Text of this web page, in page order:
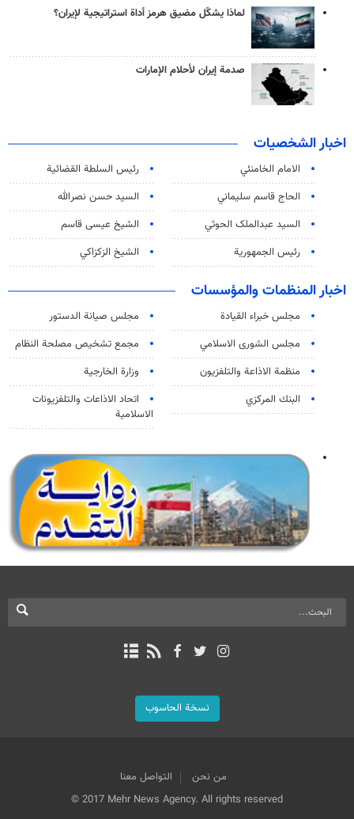
لماذا يشكّل مضيق هرمز أداة استراتيجية لإيران؟
صدمة إيران لأحلام الإمارات
اخبار الشخصيات
الامام الخامنئي
رئیس السلطة القضائیة
الحاج قاسم سليماني
السيد حسن نصرالله
السید عبدالملک الحوثي
الشيخ عيسى قاسم
رئيس الجمهورية
الشيخ الزكزاكي
اخبار المنظمات والمؤسسات
مجلس خبراء القيادة
مجلس صيانة الدستور
مجلس الشورى الاسلامي
مجمع تشخيص مصلحة النظام
منظمة الاذاعة والتلفزیون
وزارة الخارجية
البنك المركزي
اتحاد الاذاعات والتلفزيونات
الاسلامية
نسخة الحاسوب
من نحن
التواصل معنا
© 2017 Mehr News Agency. All rights reserved